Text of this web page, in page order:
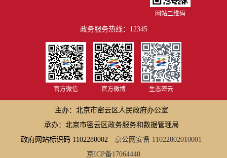
网站二维码
政务服务热线：12345
官方微信 官方微博 生态密云
主办：北京市密云区人民政府办公室
承办：北京市密云区政务服务和数据管理局
政府网站标识码 1102280002
京公网安备 11022802010001
京ICP备17064440